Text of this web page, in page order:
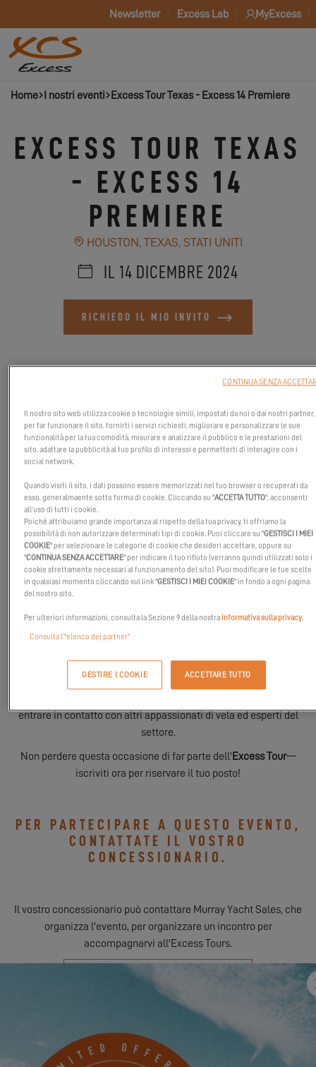
Newsletter Excess Lab MyExcess
Home I nostri eventi Excess Tour Texas - Excess 14 Premiere
EXCESS TOUR TEXAS
- EXCESS 14
PREMIERE
HOUSTON, TEXAS, STATI UNITI
IL 14 DICEMBRE 2024
RICHIEDO IL MIO INVITO
Unisciti a noi per l'Excess Toura Houston il14 dicembre 2024,
dove presenteremo l'emozionante Excess 14nel cuore del Texas!
Organizzato daExcessin collaborazione conMurray Yacht Sales,
questo evento esclusivo ti offre l'opportunità di scoprire da vicino
rendono questo catamarano davvero speciale. Che tu stia
cercando una nuova barca o sia semplicemente curioso di
entrare in contatto con altri appassionati di vela ed esperti del
settore.
Non perdere questa occasione di far parte dell' Excess Tour—
iscriviti ora per riservare il tuo posto!
PER PARTECIPARE A QUESTO EVENTO,
CONTATTATE IL VOSTRO
CONCESSIONARIO.
Il vostro concessionario può contattare Murray Yacht Sales, che
organizza l'evento, per organizzare un incontro per
accompagnarvi all'Excess Tours.
RICHIEDO IL MIO INVITO
SCOPRITELI
Il nostro sito web utilizza cookie o tecnologie simili, impostati da noi o dai nostri partner,
per far funzionare il sito, fornirti i servizi richiesti, migliorare e personalizzare le sue
funzionalità per la tua comodità, misurare e analizzare il pubblico e le prestazioni del
sito, adattare la pubblicità al tuo profilo di interessi e permetterti di interagire con i
social network.
Quando visiti il sito, i dati possono essere memorizzati nel tuo browser o recuperati da
esso, generalmaente sotto forma di cookie. Cliccando su "ACCETTA TUTTO", acconsenti
all’uso di tutti i cookie.
Poiché attribuiamo grande importanza al rispetto della tua privacy, ti offriamo la
possibilità di non autorizzare determinati tipi di cookie. Puoi cliccare su "GESTISCI I MIEI
COOKIE" per selezionare le categorie di cookie che desideri accettare, oppure su
"CONTINUA SENZA ACCETTARE" per indicare il tuo rifiuto (verranno quindi utilizzati solo i
cookie strettamente necessari al funzionamento del sito). Puoi modificare le tue scelte
in qualsiasi momento cliccando sul link "GESTISCI I MIEI COOKIE" in fondo a ogni pagina
del nostro sito.
Per ulteriori informazioni, consulta la Sezione 9 della nostra informativa sulla privacy.
Consulta l’"elenco dei partner"
GESTIRE I COOKIE ACCETTARE TUTTO
CONTINUA SENZA